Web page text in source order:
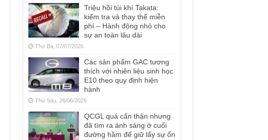
Triệu hồi túi khí Takata:
kiểm tra và thay thế miễn
phí – Hành động nhỏ cho
sự an toàn lâu dài
Thứ Ba, 07/07/2026
Các sản phẩm GAC tương
thích với nhiên liệu sinh học
E10 theo quy định hiện
hành
Thứ Sáu, 26/06/2026
QCGL quá cẩn thận nhưng
đã tìm ra ánh sáng ở cuối
đường hầm để giữ lấy sự ổn